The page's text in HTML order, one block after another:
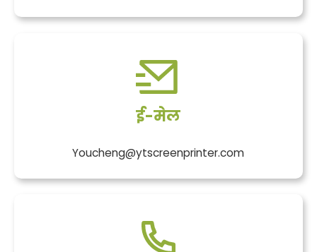
ई-मेल
Youcheng@ytscreenprinter.com